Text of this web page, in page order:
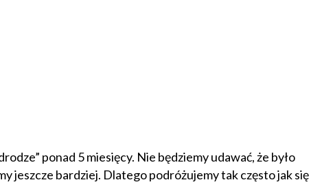
ponad 5 miesięcy. Nie będziemy udawać, że było
jeszcze bardziej. Dlatego podróżujemy tak często jak się